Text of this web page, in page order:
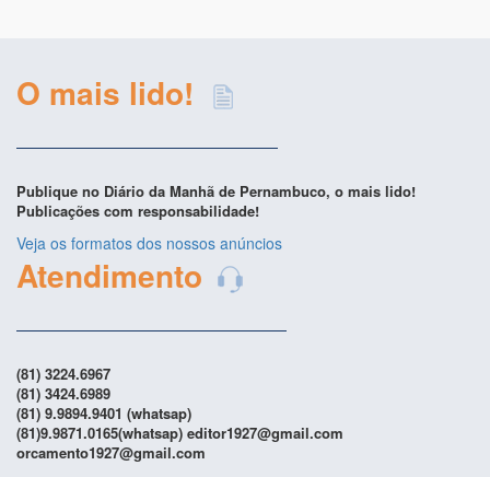
O mais lido!
Publique no Diário da Manhã de Pernambuco, o mais lido!
Publicações com responsabilidade!
Veja os formatos dos nossos anúncios
Atendimento
(81) 3224.6967
(81) 3424.6989
(81) 9.9894.9401 (whatsap)
(81)9.9871.0165(whatsap) editor1927@gmail.com
orcamento1927@gmail.com